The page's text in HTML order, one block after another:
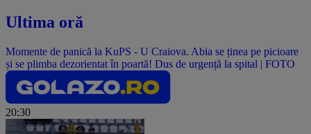
Ultima oră
Momente de panică la KuPS - U Craiova. Abia se ținea pe picioare
și se plimba dezorientat în poartă! Dus de urgență la spital | FOTO
20:30